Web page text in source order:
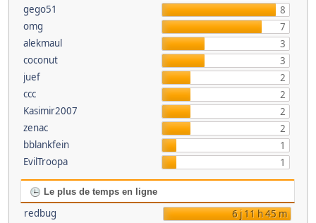
gego51
8
omg
7
alekmaul
3
coconut
3
juef
2
ccc
2
Kasimir2007
2
zenac
2
bblankfein
1
EvilTroopa
1
Le plus de temps en ligne
redbug
6 j 11 h 45 m